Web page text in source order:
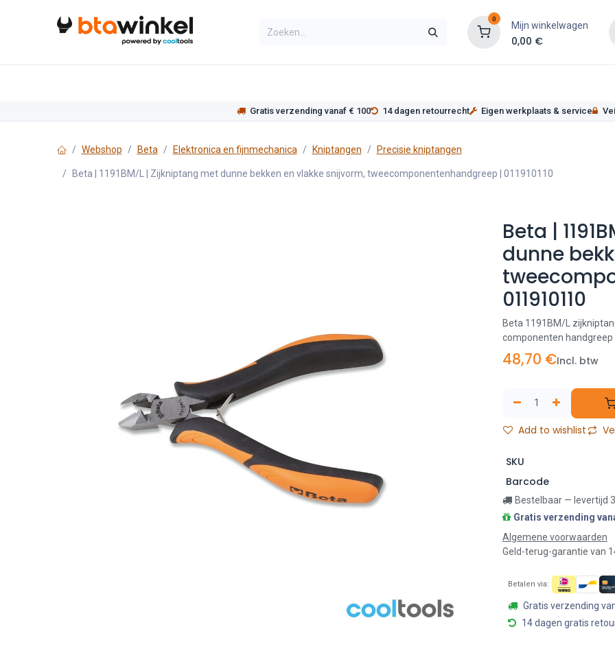
0
Mijn winkelwagen
0,00 €
Gratis verzending vanaf € 100 14 dagen retourrecht Eigen werkplaats & service
Webshop Beta Elektronica en fijnmechanica Kniptangen Precisie kniptangen
Beta | 1191BM/L | Zijkniptang met dunne bekken en vlakke snijvorm, tweecomponentenhandgreep | 011910110
Beta |
dunne
011910110
Beta 1191BM/L
componenten handgreep
48,70 €Incl. btw
Add to wishlist
SKU
Barcode
Bestelbaar — levertijd
Gratis verzending
Algemene voorwaarden
Geld-terug-garantie van
Betalen via:
Gratis verzending
14 dagen gratis